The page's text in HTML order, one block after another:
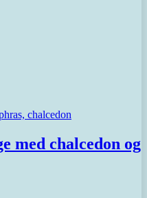
med chalcedon og